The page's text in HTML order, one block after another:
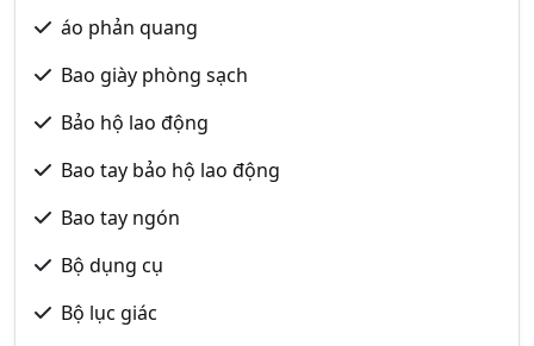
áo phản quang
Bao giày phòng sạch
Bảo hộ lao động
Bao tay bảo hộ lao động
Bao tay ngón
Bộ dụng cụ
Bộ lục giác